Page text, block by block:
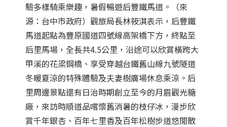
驗多樣騎乘樂趣，暑假暢遊后豐鐵馬道。（來
源：台中市政府）觀旅局長林筱淇表示，后豐鐵
馬道起點為豐原國道四號線高架橋下方，終點至
后里馬場，全長共4.5公里，沿途可以欣賞橫跨大
甲溪的花梁鋼橋、享受穿越台鐵舊山線九號隧道
冬暖夏涼的特殊體驗及夫妻樹廣場休息乘涼。后
里周邊景點還有日治時期創立至今的月眉觀光糖
廠，來訪時順道品嚐懷舊消暑的枝仔冰，漫步欣
賞千年銀杏、百年七里香及百年松樹步道悠閒散